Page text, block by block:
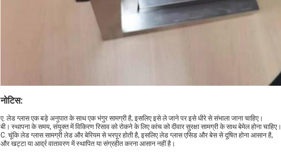
नोटिस:
ए. लेड ग्लास एक बड़े अनुपात के साथ एक भंगुर सामग्री है, इसलिए इसे ले जाने पर इसे धीरे से संभाला जाना चाहिए।
बी। स्थापना के समय, संयुक्त में विकिरण रिसाव को रोकने के लिए कांच को दीवार सुरक्षा सामग्री के साथ बेमेल होना चाहिए।
C. चूंकि लेड ग्लास सामग्री लेड और बेरियम से भरपूर होती है, इसलिए लेड ग्लास एसिड और बेस से दूषित होना आसान है,
और खट्टा या आर्द्र वातावरण में स्थापित या संग्रहीत करना आसान नहीं है।